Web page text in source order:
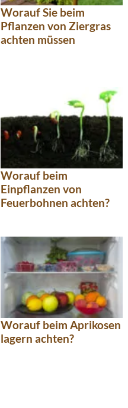
Worauf Sie beim
Pflanzen von Ziergras
achten müssen
Worauf beim
Einpflanzen von
Feuerbohnen achten?
Worauf beim Aprikosen
lagern achten?